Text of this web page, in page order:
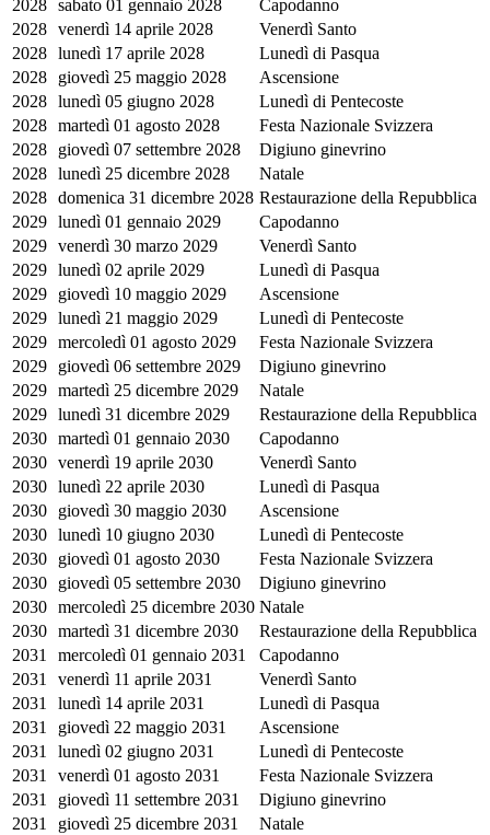
2028 sabato 01 gennaio 2028
Capodanno
2028 venerdì 14 aprile 2028
Venerdì Santo
2028 lunedì 17 aprile 2028
Lunedì di Pasqua
2028
giovedì 25 maggio 2028
Ascensione
2028 lunedì 05 giugno 2028
Lunedì di Pentecoste
2028 martedì 01 agosto 2028
Festa Nazionale Svizzera
2028
giovedì 07 settembre 2028
Digiuno ginevrino
2028 lunedì 25 dicembre 2028
Natale
2028 domenica 31 dicembre 2028 Restaurazione della Repubblica
2029 lunedì 01 gennaio 2029
Capodanno
2029 venerdì 30 marzo 2029
Venerdì Santo
2029 lunedì 02 aprile 2029
Lunedì di Pasqua
2029
giovedì 10 maggio 2029
Ascensione
2029 lunedì 21 maggio 2029
Lunedì di Pentecoste
2029 mercoledì 01 agosto 2029
Festa Nazionale Svizzera
2029
giovedì 06 settembre 2029
Digiuno ginevrino
2029 martedì 25 dicembre 2029
Natale
2029 lunedì 31 dicembre 2029
Restaurazione della Repubblica
2030 martedì 01 gennaio 2030
Capodanno
2030 venerdì 19 aprile 2030
Venerdì Santo
2030 lunedì 22 aprile 2030
Lunedì di Pasqua
2030
giovedì 30 maggio 2030
Ascensione
2030 lunedì 10 giugno 2030
Lunedì di Pentecoste
2030
giovedì 01 agosto 2030
Festa Nazionale Svizzera
2030
giovedì 05 settembre 2030
Digiuno ginevrino
2030 mercoledì 25 dicembre 2030 Natale
2030 martedì 31 dicembre 2030
Restaurazione della Repubblica
2031
mercoledì 01 gennaio 2031
Capodanno
2031
venerdì 11 aprile 2031
Venerdì Santo
2031
lunedì 14 aprile 2031
Lunedì di Pasqua
2031
giovedì 22 maggio 2031
Ascensione
2031
lunedì 02 giugno 2031
Lunedì di Pentecoste
2031
venerdì 01 agosto 2031
Festa Nazionale Svizzera
2031
giovedì 11 settembre 2031
Digiuno ginevrino
2031
giovedì 25 dicembre 2031
Natale